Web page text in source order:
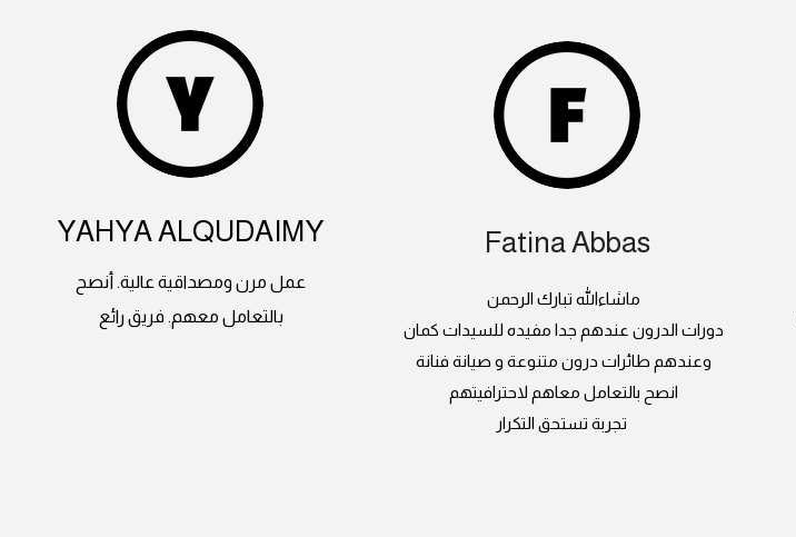
YAHYA ALQUDAIMY
عمل مرن ومصداقية عالية. أنصح
بالتعامل معهم. فريق رائع
Fatina Abbas
ماشاءالله تبارك الرحمن
دورات الدرون عندهم جدا مفيده للسيدات كمان
وعندهم طائرات درون متنوعة و صيانة فنانة
انصح بالتعامل معاهم لاحترافيتهم